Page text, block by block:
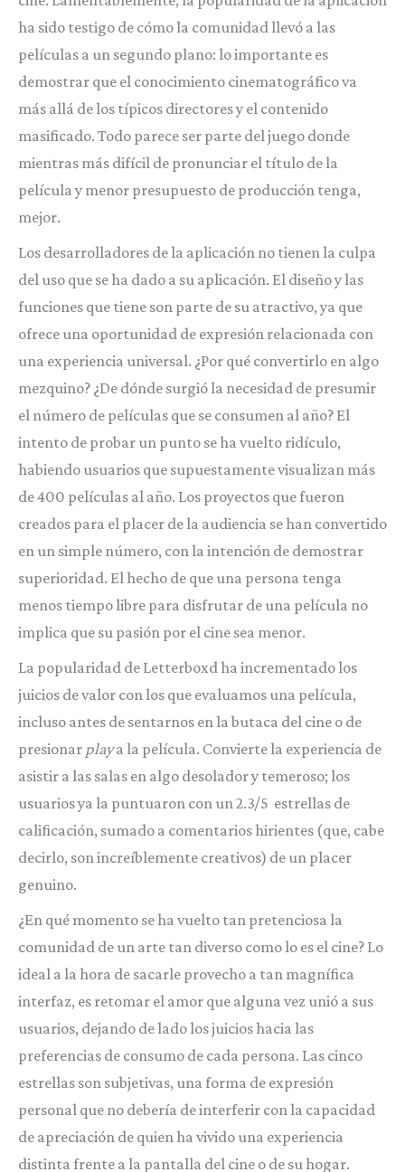
ha sido testigo de cómo la comunidad llevó a las
películas a un segundo plano: lo importante es
demostrar que el conocimiento cinematográfico va
más allá de los típicos directores y el contenido
masificado. Todo parece ser parte del juego donde
mientras más difícil de pronunciar el título de la
película y menor presupuesto de producción tenga,
mejor.
Los desarrolladores de la aplicación no tienen la culpa
del uso que se ha dado a su aplicación. El diseño y las
funciones que tiene son parte de su atractivo, ya que
ofrece una oportunidad de expresión relacionada con
una experiencia universal. ¿Por qué convertirlo en algo
mezquino? ¿De dónde surgió la necesidad de presumir
el número de películas que se consumen al año? El
intento de probar un punto se ha vuelto ridículo,
habiendo usuarios que supuestamente visualizan más
de 400 películas al año. Los proyectos que fueron
creados para el placer de la audiencia se han convertido
en un simple número, con la intención de demostrar
superioridad. El hecho de que una persona tenga
menos tiempo libre para disfrutar de una película no
implica que su pasión por el cine sea menor.
La popularidad de Letterboxd ha incrementado los
juicios de valor con los que evaluamos una película,
incluso antes de sentarnos en la butaca del cine o de
presionar playa la película. Convierte la experiencia de
asistir a las salas en algo desolador y temeroso; los
usuarios ya la puntuaron con un 2.3/5 estrellas de
calificación, sumado a comentarios hirientes (que, cabe
decirlo, son increíblemente creativos) de un placer
genuino.
¿En qué momento se ha vuelto tan pretenciosa la
comunidad de un arte tan diverso como lo es el cine? Lo
ideal a la hora de sacarle provecho a tan magnífica
interfaz, es retomar el amor que alguna vez unió a sus
usuarios, dejando de lado los juicios hacia las
preferencias de consumo de cada persona. Las cinco
estrellas son subjetivas, una forma de expresión
personal que no debería de interferir con la capacidad
de apreciación de quien ha vivido una experiencia
distinta frente a la pantalla del cine o de su hogar.